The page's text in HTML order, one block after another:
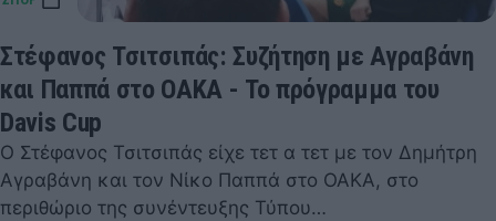
Στέφανος Τσιτσιπάς: Συζήτηση με Αγραβάνη
και Παππά στο ΟΑΚΑ - Το πρόγραμμα του
Davis Cup
Ο Στέφανος Τσιτσιπάς είχε τετ α τετ με τον Δημήτρη
Αγραβάνη και τον Νίκο Παππά στο ΟΑΚΑ, στο
περιθώριο της συνέντευξης Τύπου…